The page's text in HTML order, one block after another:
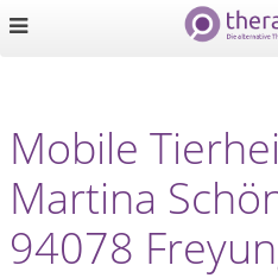
Mobile
Martina
94078